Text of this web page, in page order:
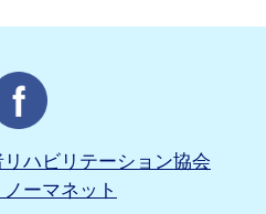
ハビリテーション協会
ーマネット